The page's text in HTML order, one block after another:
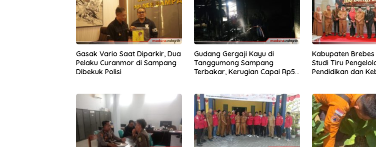
Gasak Vario Saat Diparkir, Dua
Pelaku Curanmor di Sampang
Dibekuk Polisi
Gudang Gergaji Kayu di
Tanggumong Sampang
Terbakar, Kerugian Capai Rp55
Kabupaten
Studi Tiru
Pendidikan dan